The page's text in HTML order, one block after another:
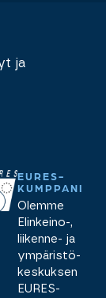
ja
EURES-
KUMPPANI
Olemme
Elinkeino-,
liikenne- ja
ympäristö­
keskuksen
EURES-